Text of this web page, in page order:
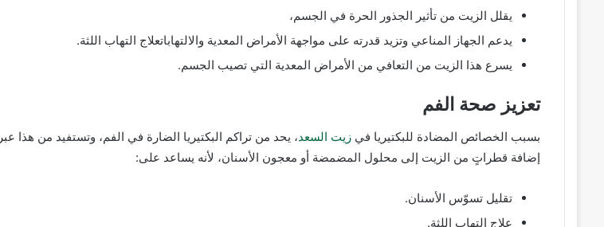
يقلل الزيت من تأثير الجذور الحرة في الجسم،
يدعم الجهاز المناعي وتزيد قدرته على مواجهة الأمراض المعدية والالتهاباتعلاج التهاب اللثة.
يسرع هذا الزيت من التعافي من الأمراض المعدية التي تصيب الجسم.
تعزيز صحة الفم
بسبب الخصائص المضادة للبكتيريا في زيت السعد، يحد من تراكم البكتيريا الضارة في الفم، وتستفيد من هذا عبر
إضافة قطراتٍ من الزيت إلى محلول المضمضة أو معجون الأسنان، لأنه يساعد على:
تقليل تسوّس الأسنان.
علاج التهاب اللثة.